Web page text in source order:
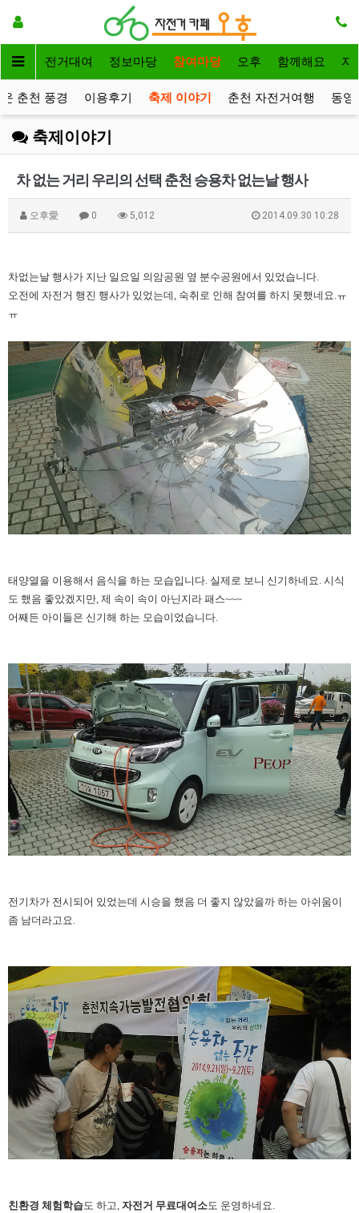
인 자전거대여 정보마당 참여마당 오후 함께해요 자
춘천 풍경 이용후기 축제 이야기 춘천 자전거여행 동영
축제이야기
차 없는 거리 우리의 선택 춘천 승용차 없는날 행사
오후愛 0 5,012 2014.09.30 10:28
차없는날 행사가 지난 일요일 의암공원 옆 분수공원에서 있었습니다.
오전에 자전거 행진 행사가 있었는데, 숙취로 인해 참여를 하지 못했네요.ㅠ
ㅠ
태양열을 이용해서 음식을 하는 모습입니다. 실제로 보니 신기하네요. 시식
도 했음 좋았겠지만, 제 속이 속이 아닌지라 패스~~~
어째든 아이들은 신기해 하는 모습이었습니다.
전기차가 전시되어 있었는데 시승을 했음 더 좋지 않았을까 하는 아쉬움이
좀 남더라고요.
친환경 체험학습도 하고, 자전거 무료대여소도 운영하네요.